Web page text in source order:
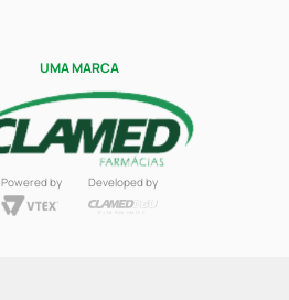
UMA MARCA
Powered by Developed by